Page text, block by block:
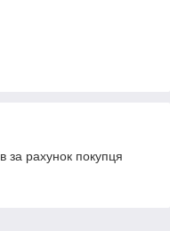
за рахунок покупця